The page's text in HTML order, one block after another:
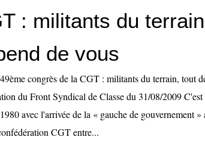
: militants du
de vous
congrès de la CGT : militants du terrain, tout
du Front Syndical de Classe du 31/08/2009 C'est
avec l'arrivée de la « gauche de gouvernement
CGT entre...